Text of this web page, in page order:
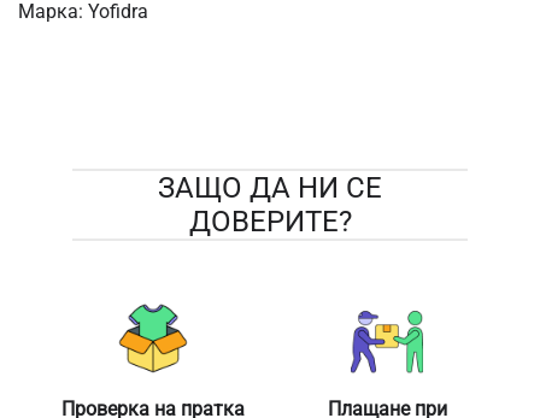
Марка: Yofidra
ЗАЩО ДА НИ СЕ
ДОВЕРИТЕ?
Проверка на пратка
Плащане при